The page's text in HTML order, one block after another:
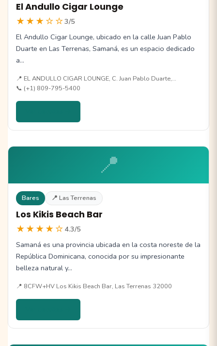
El Andullo Cigar Lounge
★★★☆☆3/5
El Andullo Cigar Lounge, ubicado en la calle Juan Pablo
Duarte en Las Terrenas, Samaná, es un espacio dedicado
a…
📍 EL ANDULLO CIGAR LOUNGE, C. Juan Pablo Duarte,…
📞 (+1) 809-795-5400
📍
Bares 📍 Las Terrenas
Los Kikis Beach Bar
★★★★☆ 4.3/5
Samaná es una provincia ubicada en la costa noreste de la
República Dominicana, conocida por su impresionante
belleza natural y…
📍 8CFW+HV Los Kikis Beach Bar, Las Terrenas 32000